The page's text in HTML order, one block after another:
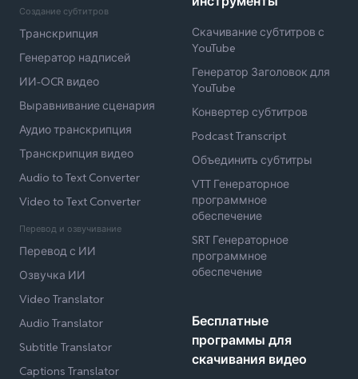
Создание субтитров
Транскрипция
Генератор надписей
ИИ-OCR видео
Выравнивание сценария
Аудио транскрипция
Транскрипция видео
Audio to Text Converter
Video to Text Converter
Перевод и озвучивание
Перевод с ИИ
Озвучка ИИ
Video Translator
Audio Translator
Subtitle Translator
Captions Translator
Скачивание субтитров с
YouTube
Генератор Заголовок для
YouTube
Конвертер субтитров
Podcast Transcript
Объединить субтитры
VTT Генераторное
программное
обеспечение
SRT Генераторное
программное
обеспечение
Бесплатные
программы для
скачивания видео